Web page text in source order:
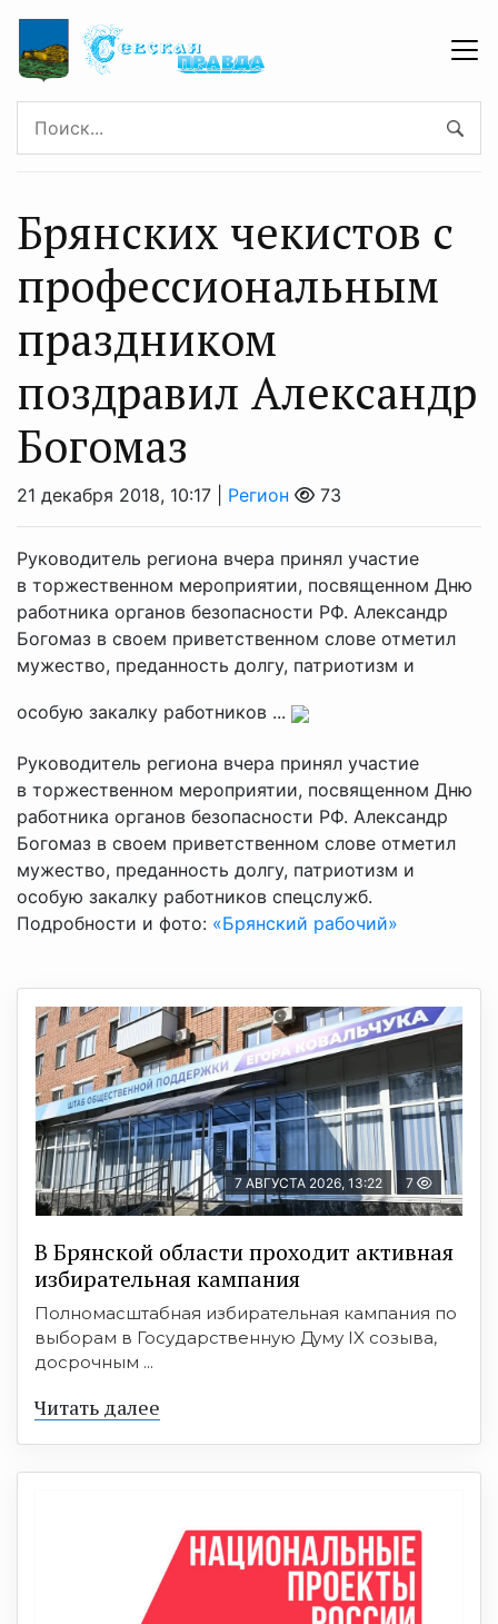
Брянских чекистов с
профессиональным
праздником
поздравил Александр
Богомаз
21 декабря 2018, 10:17 | Регион 73
Руководитель региона вчера принял участие
в торжественном мероприятии, посвященном Дню
работника органов безопасности РФ. Александр
Богомаз в своем приветственном слове отметил
мужество, преданность долгу, патриотизм и
особую закалку работников ...
Руководитель региона вчера принял участие
в торжественном мероприятии, посвященном Дню
работника органов безопасности РФ. Александр
Богомаз в своем приветственном слове отметил
мужество, преданность долгу, патриотизм и
особую закалку работников спецслужб.
Подробности и фото: «Брянский рабочий»
7 АВГУСТА 2026, 13:22 7
В Брянской области проходит активная
избирательная кампания
Полномасштабная избирательная кампания по
выборам в Государственную Думу IX созыва,
досрочным ...
Читать далее